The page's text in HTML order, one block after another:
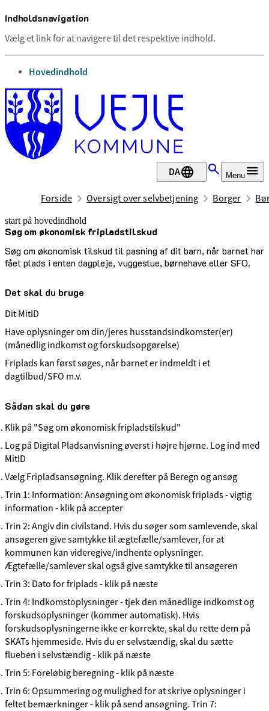
Indholdsnavigation
Vælg et link for at navigere til det respektive indhold.
gå til
Hovedindhold
DA Menu
Forside Oversigt over selvbetjening Borger
start på hovedindhold
Søg om økonomisk fripladstilskud
Søg om økonomisk tilskud til pasning af dit barn, når barnet har
fået plads i enten dagpleje, vuggestue, børnehave eller SFO.
senest opdateret 7. maj 2025
Det skal du bruge
Dit MitID
Have oplysninger om din/jeres husstandsindkomster(er)
(månedlig indkomst og forskudsopgørelse)
Friplads kan først søges, når barnet er indmeldt i et
dagtilbud/SFO m.v.
Sådan skal du gøre
Klik på "Søg om økonomisk fripladstilskud"
Log på Digital Pladsanvisning øverst i højre hjørne. Log ind med
MitID
Vælg Fripladsansøgning. Klik derefter på Beregn og ansøg
Trin 1: Information: Ansøgning om økonomisk friplads - vigtig
information - klik på accepter
Trin 2: Angiv din civilstand. Hvis du søger som samlevende, skal
ansøgeren give samtykke til ægtefælle/samlever, for at
kommunen kan videregive/indhente oplysninger.
Ægtefælle/samlever skal også give samtykke til ansøgeren
Trin 3: Dato for friplads - klik på næste
Trin 4: Indkomstoplysninger - tjek den månedlige indkomst og
forskudsoplysninger (kommer automatisk). Hvis
forskudsoplysningerne ikke er korrekte, skal du rette dem på
SKATs hjemmeside. Hvis du er selvstændig, skal du sætte
flueben i selvstændig - klik på næste
Trin 5: Foreløbig beregning - klik på næste
Trin 6: Opsummering og mulighed for at skrive oplysninger i
feltet bemærkninger - klik på send ansøgning. Trin 7: